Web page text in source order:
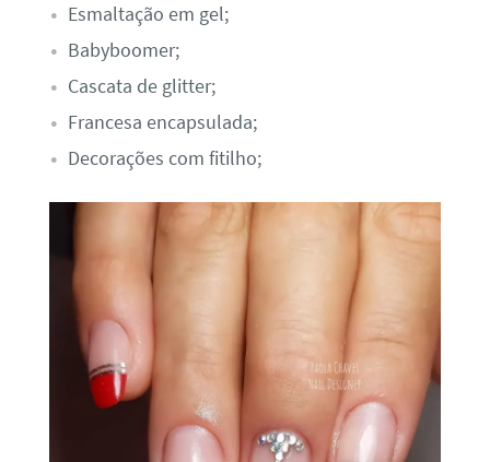
Esmaltação em gel;
Babyboomer;
Cascata de glitter;
Francesa encapsulada;
Decorações com fitilho;